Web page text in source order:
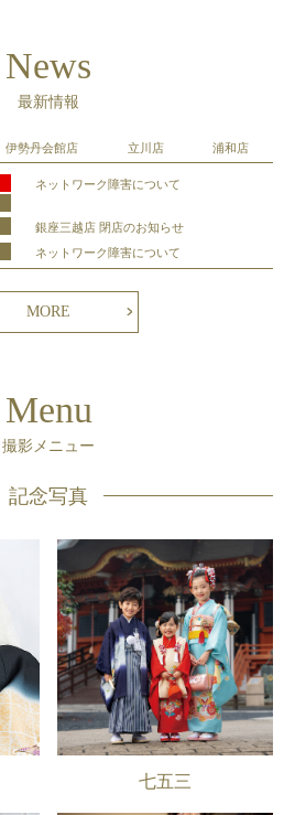
News
最新情報
伊勢丹会館店 立川店 浦和店
ネットワーク障害について
銀座三越店 閉店のお知らせ
ネットワーク障害について
MORE
Menu
撮影メニュー
記念写真
七五三